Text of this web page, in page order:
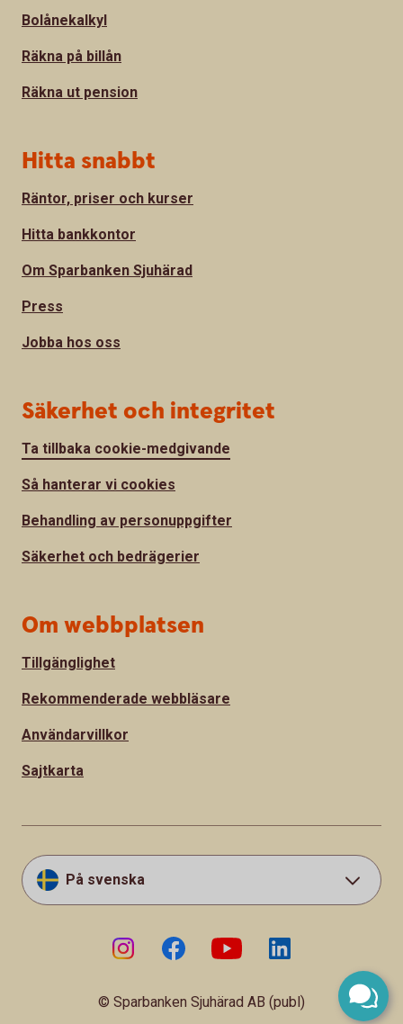
Bolånekalkyl
Räkna på billån
Räkna ut pension
Hitta snabbt
Räntor, priser och kurser
Hitta bankkontor
Om Sparbanken Sjuhärad
Press
Jobba hos oss
Säkerhet och integritet
Ta tillbaka cookie-medgivande
Så hanterar vi cookies
Behandling av personuppgifter
Säkerhet och bedrägerier
Om webbplatsen
Tillgänglighet
Rekommenderade webbläsare
Användarvillkor
Sajtkarta
På svenska
© Sparbanken Sjuhärad AB (publ)